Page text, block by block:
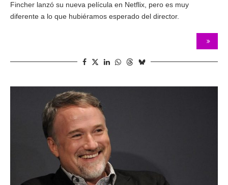
Fincher lanzó su nueva película en Netflix, pero es muy
diferente a lo que hubiéramos esperado del director.